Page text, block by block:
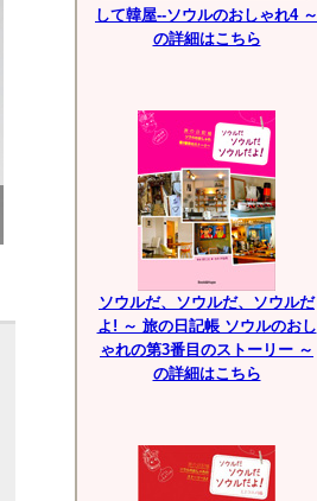
して韓屋--ソウルのおしゃれ4 ～
の詳細はこちら
ソウルだ、ソウルだ、ソウルだ
よ! ～ 旅の日記帳 ソウルのおし
ゃれの第3番目のストーリー ～
の詳細はこちら